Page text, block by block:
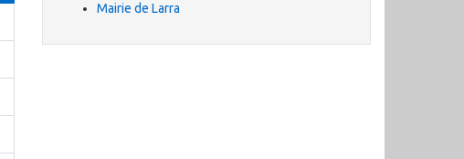
Mairie de Larra